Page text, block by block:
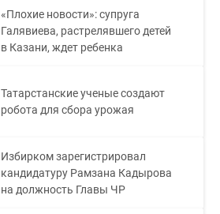
«Плохие новости»: супруга
Галявиева, растрелявшего детей
в Казани, ждет ребенка
Татарстанские ученые создают
робота для сбора урожая
Избирком зарегистрировал
кандидатуру Рамзана Кадырова
на должность Главы ЧР